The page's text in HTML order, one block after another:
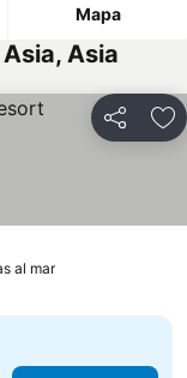
Mapa
Asia
Compartir
al mar